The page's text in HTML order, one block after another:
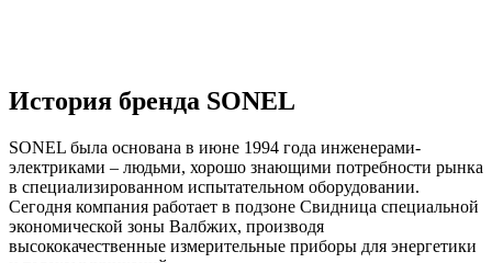
История бренда SONEL
SONEL была основана в июне 1994 года инженерами-
электриками – людьми, хорошо знающими потребности рынка
в специализированном испытательном оборудовании.
Сегодня компания работает в подзоне Свидница специальной
экономической зоны Валбжих, производя
высококачественные измерительные приборы для энергетики